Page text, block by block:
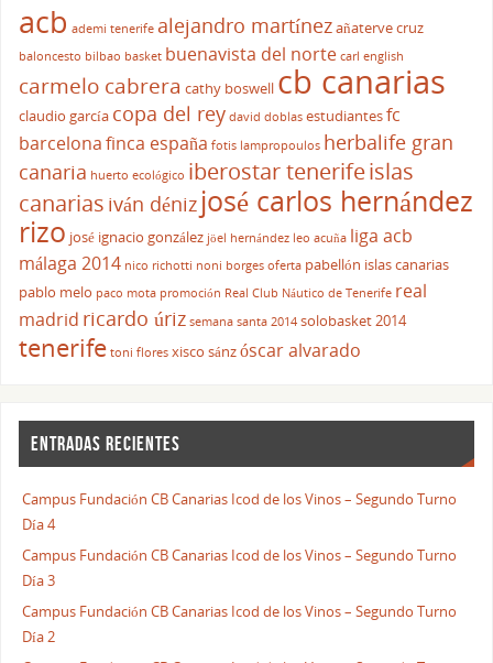
acb ademi tenerife alejandro martínezañaterve cruz
baloncesto bilbao basket buenavista del norte carl english
carmelo cabrera cathy boswell cb canarias
claudio garcía copa del rey david doblas estudiantesfc
barcelonafinca españa fotis lampropoulos herbalife gran
canaria huerto ecológico iberostar tenerifeislas
canarias iván déniz josé carlos hernández
rizo josé ignacio gonzález jöel hernández leo acuña liga acb
málaga 2014 nico richotti noni borges oferta pabellón islas canarias
pablo melo paco mota promoción Real Club Náutico de Tenerife real
madrid ricardo úriz semana santa 2014 solobasket 2014
tenerife toni flores xisco sánzóscar alvarado
ENTRADAS RECIENTES
Campus Fundación CB Canarias Icod de los Vinos – Segundo Turno
Día 4
Campus Fundación CB Canarias Icod de los Vinos – Segundo Turno
Día 3
Campus Fundación CB Canarias Icod de los Vinos – Segundo Turno
Día 2